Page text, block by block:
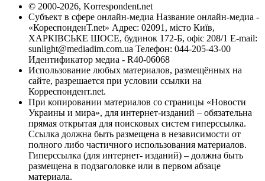
© 2000-2026, Korrespondent.net
Субъект в сфере онлайн-медиа Название онлайн-медиа -
«КореспонденТ.net» Адрес: 02091, місто Київ,
ХАРКІВСЬКЕ ШОСЕ, будинок 172-Б, офіс 208/1 E-mail:
sunlight@mediadim.com.ua Телефон: 044-205-43-00
Идентификатор медиа - R40-06068
Использование любых материалов, размещённых на
сайте, разрешается при условии ссылки на
Корреспондент.net.
При копировании материалов со страницы «Новости
Украины и мира», для интернет-изданий – обязательна
прямая открытая для поисковых систем гиперссылка.
Ссылка должна быть размещена в независимости от
полного либо частичного использования материалов.
Гиперссылка (для интернет- изданий) – должна быть
размещена в подзаголовке или в первом абзаце
материала.